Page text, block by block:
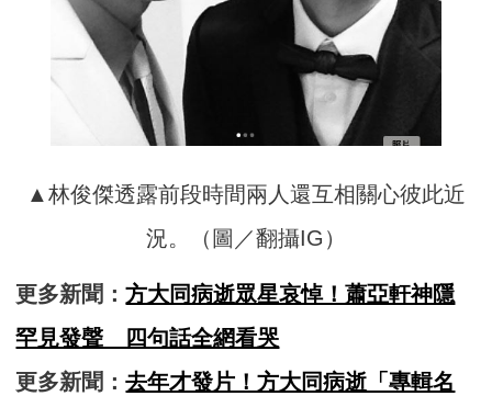
▲林俊傑透露前段時間兩人還互相關心彼此近
況。（圖／翻攝IG）
更多新聞：方大同病逝眾星哀悼！蕭亞軒神隱
罕見發聲 四句話全網看哭
更多新聞：去年才發片！方大同病逝「專輯名